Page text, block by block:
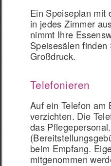
Ein Speiseplan mit
in jedes Zimmer
nimmt Ihre
Speisesälen
Großdruck.
Telefonieren
Auf ein Telefon am
verzichten. Die
das
beim Empfang.
mitgenommen